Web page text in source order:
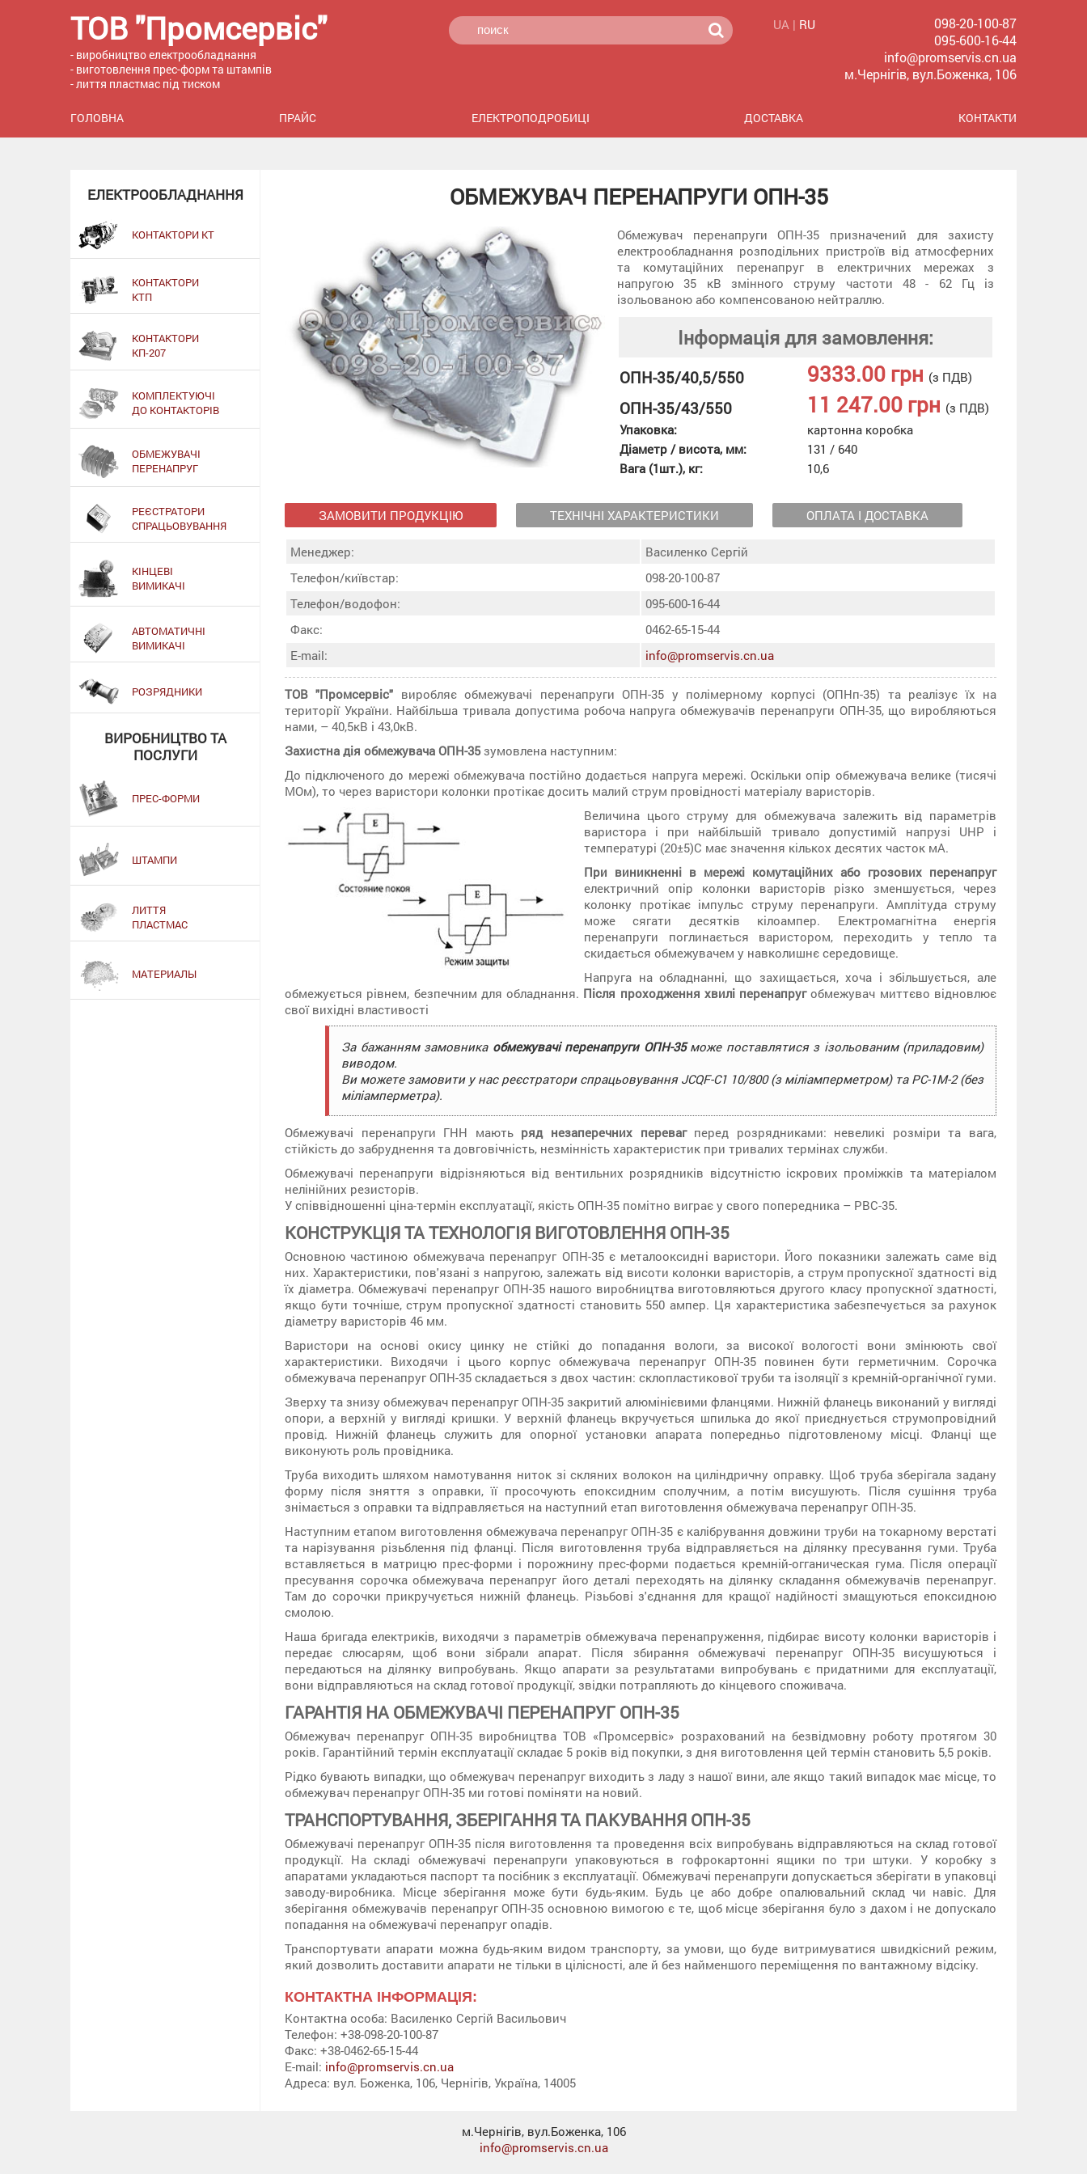
ТОВ "Промсервіс"
- виробництво електрообладнання
- виготовлення прес-форм та штампів
- лиття пластмас під тиском
UA | RU
098-20-100-87
095-600-16-44
info@promservis.cn.ua
м.Чернігів, вул.Боженка, 106
ГОЛОВНА ПРАЙС ЕЛЕКТРОПОДРОБИЦІ ДОСТАВКА КОНТАКТИ
ЕЛЕКТРООБЛАДНАННЯ
КОНТАКТОРИ КТ
КОНТАКТОРИ
КТП
КОНТАКТОРИ
КП-207
КОМПЛЕКТУЮЧІ
ДО КОНТАКТОРІВ
ОБМЕЖУВАЧІ
ПЕРЕНАПРУГ
РЕЄСТРАТОРИ
СПРАЦЬОВУВАННЯ
КІНЦЕВІ
ВИМИКАЧІ
АВТОМАТИЧНІ
ВИМИКАЧІ
РОЗРЯДНИКИ
ВИРОБНИЦТВО ТА
ПОСЛУГИ
ПРЕС-ФОРМИ
ШТАМПИ
ЛИТТЯ
ПЛАСТМАС
МАТЕРИАЛЫ
ОБМЕЖУВАЧ ПЕРЕНАПРУГИ ОПН-35
Обмежувач перенапруги ОПН-35 призначений для захисту
електрообладнання розподільних пристроїв від атмосферних
та комутаційних перенапруг в електричних мережах з
напругою 35 кВ змінного струму частоти 48 - 62 Гц із
ізольованою або компенсованою нейтраллю.
Інформація для замовлення:
ОПН-35/40,5/550 9333.00 грн (з ПДВ)
ОПН-35/43/550 11 247.00 грн (з ПДВ)
Упаковка:
картонна коробка
Діаметр / висота, мм:
131 / 640
Вага (1шт.), кг:
10,6
ЗАМОВИТИ ПРОДУКЦІЮ ТЕХНІЧНІ ХАРАКТЕРИСТИКИ ОПЛАТА І ДОСТАВКА
Менеджер:
Василенко Сергій
Телефон/київстар:
098-20-100-87
Телефон/водофон:
095-600-16-44
Факс:
0462-65-15-44
E-mail:
info@promservis.cn.ua
ТОВ "Промсервіс" виробляє обмежувачі перенапруги ОПН-35 у полімерному корпусі (ОПНп-35) та реалізує їх на
території України. Найбільша тривала допустима робоча напруга обмежувачів перенапруги ОПН-35, що виробляються
нами, – 40,5кВ і 43,0кВ.
Захистна дія обмежувача ОПН-35зумовлена наступним:
До підключеного до мережі обмежувача постійно додається напруга мережі. Оскільки опір обмежувача велике (тисячі
МОм), то через варистори колонки протікає досить малий струм провідності матеріалу варисторів.
Величина цього струму для обмежувача залежить від параметрів
варистора і при найбільшій тривало допустимій напрузі UНР і
температурі (20±5)С має значення кількох десятих часток мА.
При виникненні в мережі комутаційних або грозових перенапруг
електричний опір колонки варисторів різко зменшується, через
колонку протікає імпульс струму перенапруги. Амплітуда струму
може сягати десятків кілоампер. Електромагнітна енергія
перенапруги поглинається варистором, переходить у тепло та
скидається обмежувачем у навколишнє середовище.
Напруга на обладнанні, що захищається, хоча і збільшується, але
обмежується рівнем, безпечним для обладнання. Після проходження хвилі перенапругобмежувач миттєво відновлює
свої вихідні властивості
За бажанням замовника обмежувачі перенапруги ОПН-35може поставлятися з ізольованим (приладовим)
виводом.
Ви можете замовити у нас реєстратори спрацьовування JCQF-C1 10/800 (з міліамперметром) та РС-1М-2 (без
міліамперметра).
Обмежувачі перенапруги ГНН мають ряд незаперечних перевагперед розрядниками: невеликі розміри та вага,
стійкість до забруднення та довговічність, незмінність характеристик при тривалих термінах служби.
Обмежувачі перенапруги відрізняються від вентильних розрядників відсутністю іскрових проміжків та матеріалом
нелінійних резисторів.
У співвідношенні ціна-термін експлуатації, якість ОПН-35 помітно виграє у свого попередника – РВС-35.
КОНСТРУКЦІЯ ТА ТЕХНОЛОГІЯ ВИГОТОВЛЕННЯ ОПН-35
Основною частиною обмежувача перенапруг ОПН-35 є металооксидні варистори. Його показники залежать саме від
них. Характеристики, пов'язані з напругою, залежать від висоти колонки варисторів, а струм пропускної здатності від
їх діаметра. Обмежувачі перенапруг ОПН-35 нашого виробництва виготовляються другого класу пропускної здатності,
якщо бути точніше, струм пропускної здатності становить 550 ампер. Ця характеристика забезпечується за рахунок
діаметру варисторів 46 мм.
Варистори на основі окису цинку не стійкі до попадання вологи, за високої вологості вони змінюють свої
характеристики. Виходячи і цього корпус обмежувача перенапруг ОПН-35 повинен бути герметичним. Сорочка
обмежувача перенапруг ОПН-35 складається з двох частин: склопластикової труби та ізоляції з кремній-органічної гуми.
Зверху та знизу обмежувач перенапруг ОПН-35 закритий алюмінієвими фланцями. Нижній фланець виконаний у вигляді
опори, а верхній у вигляді кришки. У верхній фланець вкручується шпилька до якої приєднується струмопровідний
провід. Нижній фланець служить для опорної установки апарата попередньо підготовленому місці. Фланці ще
виконують роль провідника.
Труба виходить шляхом намотування ниток зі скляних волокон на циліндричну оправку. Щоб труба зберігала задану
форму після зняття з оправки, її просочують епоксидним сполучним, а потім висушують. Після сушіння труба
знімається з оправки та відправляється на наступний етап виготовлення обмежувача перенапруг ОПН-35.
Наступним етапом виготовлення обмежувача перенапруг ОПН-35 є калібрування довжини труби на токарному верстаті
та нарізування різьблення під фланці. Після виготовлення труба відправляється на ділянку пресування гуми. Труба
вставляється в матрицю прес-форми і порожнину прес-форми подається кремній-огганическая гума. Після операції
пресування сорочка обмежувача перенапруг його деталі переходять на ділянку складання обмежувачів перенапруг.
Там до сорочки прикручується нижній фланець. Різьбові з'єднання для кращої надійності змащуються епоксидною
смолою.
Наша бригада електриків, виходячи з параметрів обмежувача перенапруження, підбирає висоту колонки варисторів і
передає слюсарям, щоб вони зібрали апарат. Після збирання обмежувачі перенапруг ОПН-35 висушуються і
передаються на ділянку випробувань. Якщо апарати за результатами випробувань є придатними для експлуатації,
вони відправляються на склад готової продукції, звідки потрапляють до кінцевого споживача.
ГАРАНТІЯ НА ОБМЕЖУВАЧІ ПЕРЕНАПРУГ ОПН-35
Обмежувач перенапруг ОПН-35 виробництва ТОВ «Промсервіс» розрахований на безвідмовну роботу протягом 30
років. Гарантійний термін експлуатації складає 5 років від покупки, з дня виготовлення цей термін становить 5,5 років.
Рідко бувають випадки, що обмежувач перенапруг виходить з ладу з нашої вини, але якщо такий випадок має місце, то
обмежувач перенапруг ОПН-35 ми готові поміняти на новий.
ТРАНСПОРТУВАННЯ, ЗБЕРІГАННЯ ТА ПАКУВАННЯ ОПН-35
Обмежувачі перенапруг ОПН-35 після виготовлення та проведення всіх випробувань відправляються на склад готової
продукції. На складі обмежувачі перенапруги упаковуються в гофрокартонні ящики по три штуки. У коробку з
апаратами укладаються паспорт та посібник з експлуатації. Обмежувачі перенапруги допускається зберігати в упаковці
заводу-виробника. Місце зберігання може бути будь-яким. Будь це або добре опалювальний склад чи навіс. Для
зберігання обмежувачів перенапруг ОПН-35 основною вимогою є те, щоб місце зберігання було з дахом і не допускало
попадання на обмежувачі перенапруг опадів.
Транспортувати апарати можна будь-яким видом транспорту, за умови, що буде витримуватися швидкісний режим,
який дозволить доставити апарати не тільки в цілісності, але й без найменшого переміщення по вантажному відсіку.
КОНТАКТНА ІНФОРМАЦІЯ:
Контактна особа: Василенко Сергій Васильович
Телефон: +38-098-20-100-87
Факс: +38-0462-65-15-44
E-mail: info@promservis.cn.ua
Адреса: вул. Боженка, 106, Чернігів, Україна, 14005
м.Чернігів, вул.Боженка, 106
info@promservis.cn.ua